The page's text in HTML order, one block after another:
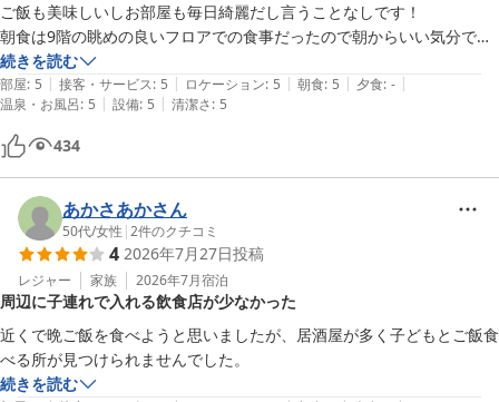
ご飯も美味しいしお部屋も毎日綺麗だし言うことなしです！
朝食は9階の眺めの良いフロアでの食事だったので朝からいい気分でし
た！
３泊しましたが、メニューは毎日少しずつ違う感じで毎日出るものもあ
れば新しいものも何品かという感じでした！また利用させて頂きたいと
思います¨̮♡
続きを読む
部屋: 5 | 接客・サービス: 5 | ロケーション: 5 | 朝食: 5 | 夕食: - |
温泉・お風呂: 5 | 設備: 5 | 清潔さ: 5
434
あかさあかさん
50代/女性 |2件のクチコミ
4 2026年7月27日投稿
レジャー 家族 2026年7月宿泊
周辺に子連れで入れる飲食店が少なかった
近くで晩ご飯を食べようと思いましたが、居酒屋が多く子どもとご飯食
べる所が見つけられませんでした。
続きを読む